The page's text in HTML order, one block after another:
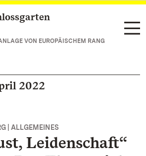
springen
VON EUROPÄISCHEM RANG
2022
| ALLGEMEINES
Leidenschaft“